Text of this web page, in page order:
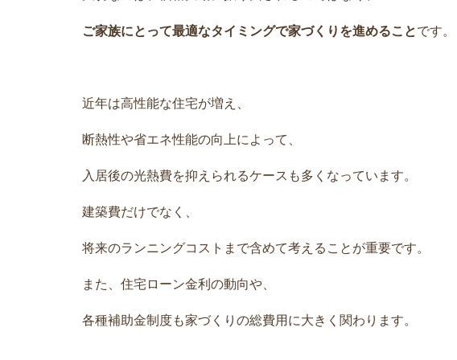
ご家族にとって最適なタイミングで家づくりを進めることです。
近年は高性能な住宅が増え、
断熱性や省エネ性能の向上によって、
入居後の光熱費を抑えられるケースも多くなっています。
建築費だけでなく、
将来のランニングコストまで含めて考えることが重要です。
また、住宅ローン金利の動向や、
各種補助金制度も家づくりの総費用に大きく関わります。